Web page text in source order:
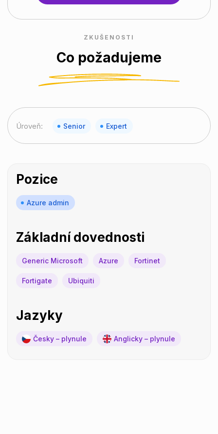
ZKUŠENOSTI
Co požadujeme
Úroveň: Senior Expert
Pozice
Azure admin
Základní dovednosti
Generic Microsoft Azure Fortinet
Fortigate Ubiquiti
Jazyky
Česky – plynule Anglicky – plynule